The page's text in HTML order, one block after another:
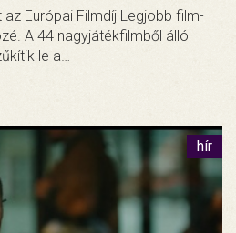
Európai Filmdíj Legjobb film-
A 44 nagyjátékfilmből álló
le a…
hír